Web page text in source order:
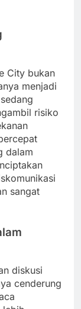
City bukan
menjadi
risiko
dalam
sangat
diskusi
cenderung